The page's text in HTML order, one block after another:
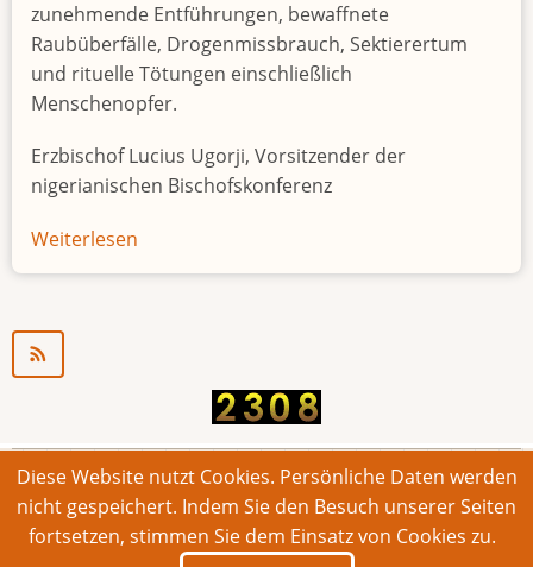
zunehmende Entführungen, bewaffnete
Raubüberfälle, Drogenmissbrauch, Sektierertum
und rituelle Tötungen einschließlich
Menschenopfer.
Erzbischof Lucius Ugorji, Vorsitzender der
nigerianischen Bischofskonferenz
Weiterlesen
Jugendarbeitslosigkeit
© 2026 Bonner Aufruf. Alle Rechte vorbehalten.
Footer
Impressum Kontakt Intern
Diese Website nutzt Cookies. Persönliche Daten werden
nicht gespeichert. Indem Sie den Besuch unserer Seiten
fortsetzen, stimmen Sie dem Einsatz von Cookies zu.